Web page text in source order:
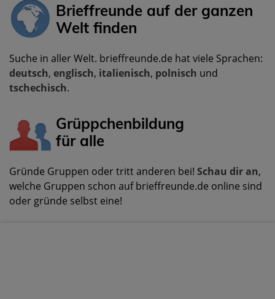
Brieffreunde auf der ganzen
Welt finden
Suche in aller Welt. brieffreunde.de hat viele Sprachen:
deutsch, englisch, italienisch, polnisch und
tschechisch.
Grüppchenbildung
für alle
Gründe Gruppen oder tritt anderen bei! Schau dir an,
welche Gruppen schon auf brieffreunde.de online sind
oder gründe selbst eine!